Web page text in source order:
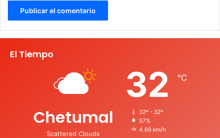
El Tiempo
Chetumal
Scattered Clouds
32 ℃
32º - 32º
57%
4.69 km/h